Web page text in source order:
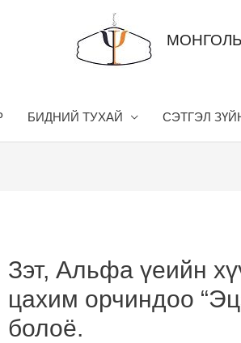
БИДНИЙ ТУХАЙ СЭТГЭЛ
Зэт, Альфа үеийн
цахим орчиндоо
болоё.